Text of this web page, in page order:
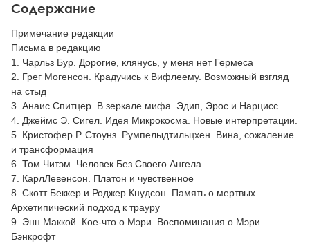
Содержание
Примечание редакции
Письма в редакцию
1. Чарльз Бур. Дорогие, клянусь, у меня нет Гермеса
2. Грег Могенсон. Крадучись к Вифлеему. Возможный взгляд
на стыд
3. Анаис Спитцер. В зеркале мифа. Эдип, Эрос и Нарцисс
4. Джеймс Э. Сигел. Идея Микрокосма. Новые интерпретации.
5. Кристофер Р. Стоунз. Румпелыдтильцхен. Вина, сожаление
и трансформация
6. Том Читэм. Человек Без Своего Ангела
7. КарлЛевенсон. Платон и чувственное
8. Скотт Беккер и Роджер Кнудсон. Память о мертвых.
Архетипический подход к трауру
9. Энн Маккой. Кое-что о Мэри. Воспоминания о Мэри
Бэнкрофт